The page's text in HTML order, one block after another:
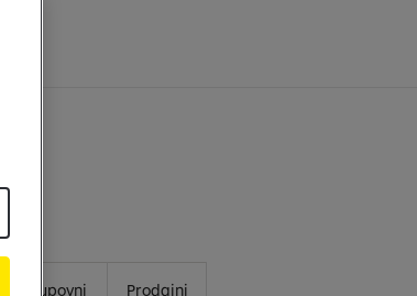
Kupovni
Prodajni